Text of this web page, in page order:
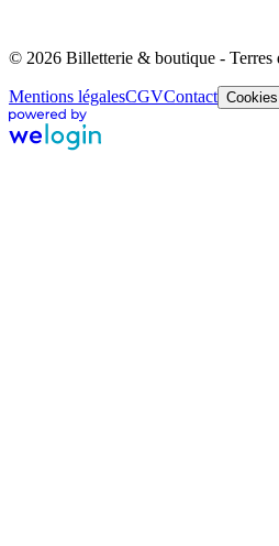
© 2026 Billetterie & boutique - Terres
Mentions légalesCGVContact Cookies